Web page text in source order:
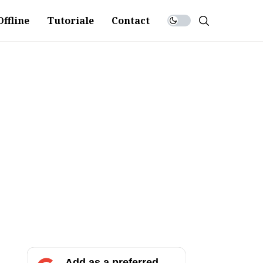
Tutoriale Contact